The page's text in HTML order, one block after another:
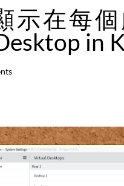
示在每
in